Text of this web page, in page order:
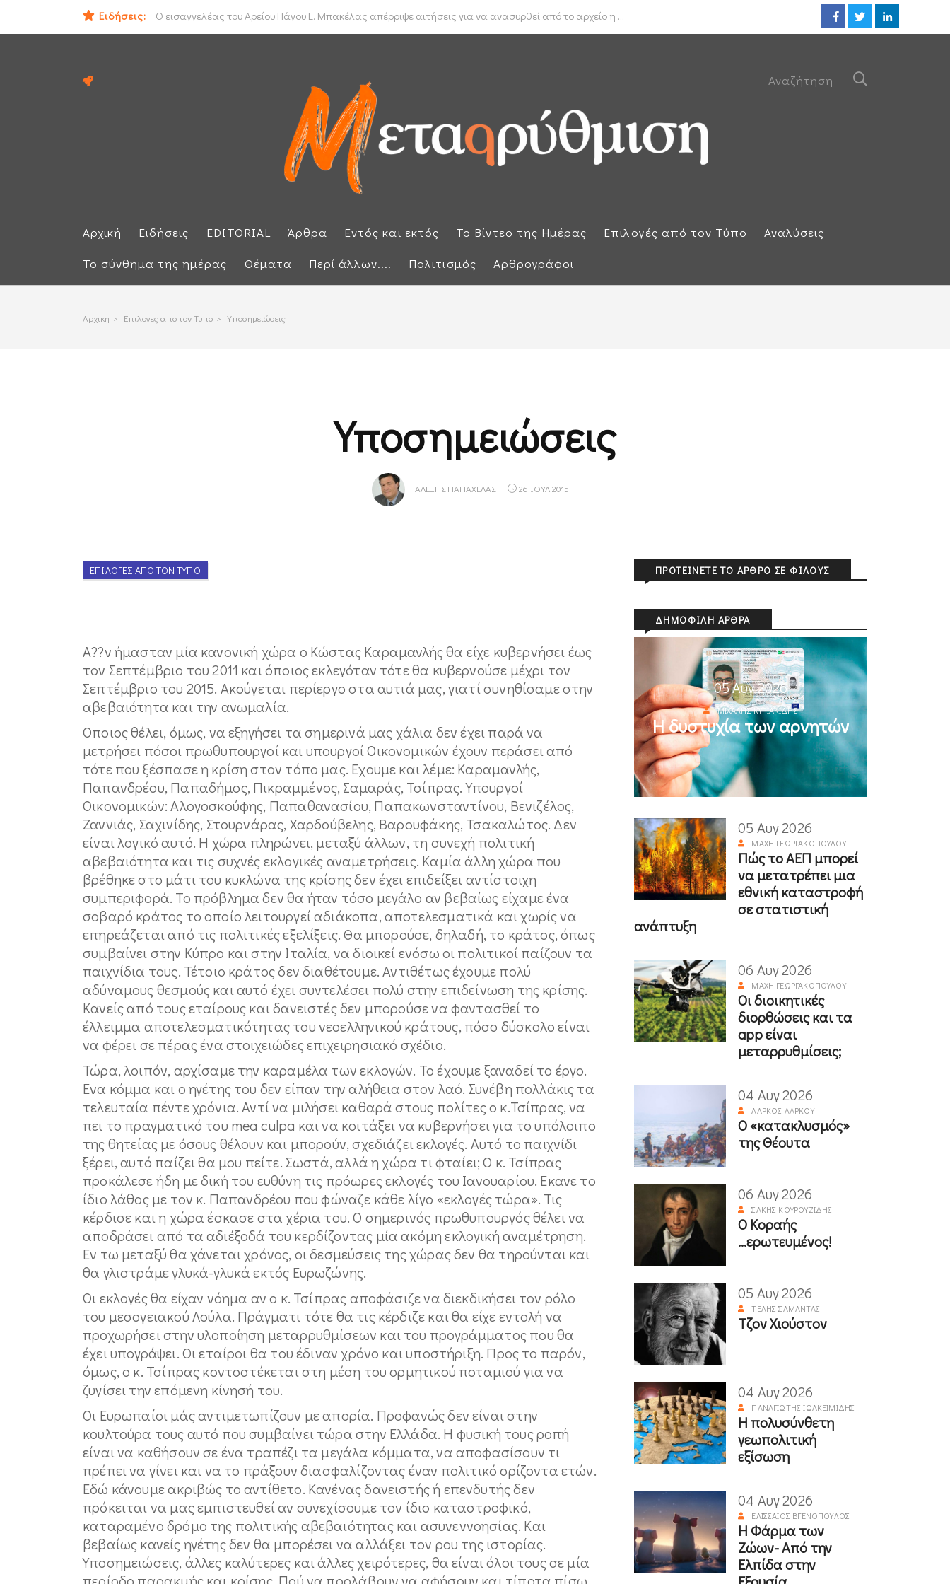
Ειδήσεις:
Ο εισαγγελέας του Αρείου Πάγου Ε. Μπακέλας απέρριψε αιτήσεις για να ανασυρθεί από το αρχείο η ...
ΟΟΣΑ: Στην τελευταία θέση η Ελλάδα για το πραγματικό διαθέσιμο εισόδημα των νοικοκυριών Προθεσμία για να
Αρχική Ειδήσεις EDITORIAL Άρθρα Εντός και εκτός Το Βίντεο της Ημέρας Επιλογές από τον Τύπο
Αναλύσεις
Το σύνθημα της ημέρας
Θέματα Περί άλλων.... Πολιτισμός Αρθρογράφοι
Αρχικη > Επιλογες απο τον Τυπο > Υποσημειώσεις
Υποσημειώσεις
ΑΛΈΞΗΣ ΠΑΠΑΧΕΛΆΣ 26 ΙΟΥΛ 2015
ΕΠΙΛΟΓΈΣ ΑΠΌ ΤΟΝ ΤΎΠΟ
Α??ν ήμασταν μία κανονική χώρα ο Κώστας Καραμανλής θα είχε κυβερνήσει έως
τον Σεπτέμβριο του 2011 και όποιος εκλεγόταν τότε θα κυβερνούσε μέχρι τον
Σεπτέμβριο του 2015. Ακούγεται περίεργο στα αυτιά μας, γιατί συνηθίσαμε στην
αβεβαιότητα και την ανωμαλία.
Οποιος θέλει, όμως, να εξηγήσει τα σημερινά μας χάλια δεν έχει παρά να
μετρήσει πόσοι πρωθυπουργοί και υπουργοί Οικονομικών έχουν περάσει από
τότε που ξέσπασε η κρίση στον τόπο μας. Εχουμε και λέμε: Καραμανλής,
Παπανδρέου, Παπαδήμος, Πικραμμένος, Σαμαράς, Τσίπρας. Υπουργοί
Οικονομικών: Αλογοσκούφης, Παπαθανασίου, Παπακωνσταντίνου, Βενιζέλος,
Ζαννιάς, Σαχινίδης, Στουρνάρας, Χαρδούβελης, Βαρουφάκης, Τσακαλώτος. Δεν
είναι λογικό αυτό. Η χώρα πληρώνει, μεταξύ άλλων, τη συνεχή πολιτική
αβεβαιότητα και τις συχνές εκλογικές αναμετρήσεις. Καμία άλλη χώρα που
βρέθηκε στο μάτι του κυκλώνα της κρίσης δεν έχει επιδείξει αντίστοιχη
συμπεριφορά. Το πρόβλημα δεν θα ήταν τόσο μεγάλο αν βεβαίως είχαμε ένα
σοβαρό κράτος το οποίο λειτουργεί αδιάκοπα, αποτελεσματικά και χωρίς να
επηρεάζεται από τις πολιτικές εξελίξεις. Θα μπορούσε, δηλαδή, το κράτος, όπως
συμβαίνει στην Κύπρο και στην Ιταλία, να διοικεί ενόσω οι πολιτικοί παίζουν τα
παιχνίδια τους. Τέτοιο κράτος δεν διαθέτουμε. Αντιθέτως έχουμε πολύ
αδύναμους θεσμούς και αυτό έχει συντελέσει πολύ στην επιδείνωση της κρίσης.
Κανείς από τους εταίρους και δανειστές δεν μπορούσε να φαντασθεί το
έλλειμμα αποτελεσματικότητας του νεοελληνικού κράτους, πόσο δύσκολο είναι
να φέρει σε πέρας ένα στοιχειώδες επιχειρησιακό σχέδιο.
Τώρα, λοιπόν, αρχίσαμε την καραμέλα των εκλογών. Το έχουμε ξαναδεί το έργο.
Ενα κόμμα και ο ηγέτης του δεν είπαν την αλήθεια στον λαό. Συνέβη πολλάκις τα
τελευταία πέντε χρόνια. Αντί να μιλήσει καθαρά στους πολίτες ο κ.Τσίπρας, να
πει το πραγματικό του mea culpa και να κοιτάξει να κυβερνήσει για το υπόλοιπο
της θητείας με όσους θέλουν και μπορούν, σχεδιάζει εκλογές. Αυτό το παιχνίδι
ξέρει, αυτό παίζει θα μου πείτε. Σωστά, αλλά η χώρα τι φταίει; Ο κ. Τσίπρας
προκάλεσε ήδη με δική του ευθύνη τις πρόωρες εκλογές του Ιανουαρίου. Εκανε το
ίδιο λάθος με τον κ. Παπανδρέου που φώναζε κάθε λίγο «εκλογές τώρα». Τις
κέρδισε και η χώρα έσκασε στα χέρια του. Ο σημερινός πρωθυπουργός θέλει να
αποδράσει από τα αδιέξοδά του κερδίζοντας μία ακόμη εκλογική αναμέτρηση.
Εν τω μεταξύ θα χάνεται χρόνος, οι δεσμεύσεις της χώρας δεν θα τηρούνται και
θα γλιστράμε γλυκά-γλυκά εκτός Ευρωζώνης.
Οι εκλογές θα είχαν νόημα αν ο κ. Τσίπρας αποφάσιζε να διεκδικήσει τον ρόλο
του μεσογειακού Λούλα. Πράγματι τότε θα τις κέρδιζε και θα είχε εντολή να
προχωρήσει στην υλοποίηση μεταρρυθμίσεων και του προγράμματος που θα
έχει υπογράψει. Οι εταίροι θα του έδιναν χρόνο και υποστήριξη. Προς το παρόν,
όμως, ο κ. Τσίπρας κοντοστέκεται στη μέση του ορμητικού ποταμιού για να
ζυγίσει την επόμενη κίνησή του.
Οι Ευρωπαίοι μάς αντιμετωπίζουν με απορία. Προφανώς δεν είναι στην
κουλτούρα τους αυτό που συμβαίνει τώρα στην Ελλάδα. Η φυσική τους ροπή
είναι να καθήσουν σε ένα τραπέζι τα μεγάλα κόμματα, να αποφασίσουν τι
πρέπει να γίνει και να το πράξουν διασφαλίζοντας έναν πολιτικό ορίζοντα ετών.
Εδώ κάνουμε ακριβώς το αντίθετο. Κανένας δανειστής ή επενδυτής δεν
πρόκειται να μας εμπιστευθεί αν συνεχίσουμε τον ίδιο καταστροφικό,
καταραμένο δρόμο της πολιτικής αβεβαιότητας και ασυνεννοησίας. Και
βεβαίως κανείς ηγέτης δεν θα μπορέσει να αλλάξει τον ρου της ιστορίας.
Υποσημειώσεις, άλλες καλύτερες και άλλες χειρότερες, θα είναι όλοι τους σε μία
περίοδο παρακμής και κρίσης. Πού να προλάβουν να αφήσουν και τίποτα πίσω
ΠΡΟΤΕΊΝΕΤΕ ΤΟ ΆΡΘΡΟ ΣΕ ΦΊΛΟΥΣ
ΔΗΜΟΦΙΛΉ ΆΡΘΡΑ
05 Αυγ 2026
ΜΙΧΆΛΗΣ ΚΥΡΙΑΚΊΔΗΣ
Η δυστυχία των αρνητών
05 Αυγ 2026
ΜΆΧΗ ΓΕΩΡΓΑΚΟΠΟΎΛΟΥ
Πώς το ΑΕΠ μπορεί
να μετατρέπει μια
εθνική καταστροφή
σε στατιστική
ανάπτυξη
06 Αυγ 2026
ΜΆΧΗ ΓΕΩΡΓΑΚΟΠΟΎΛΟΥ
Οι διοικητικές
διορθώσεις και τα
app είναι
μεταρρυθμίσεις;
04 Αυγ 2026
ΛΆΡΚΟΣ ΛΆΡΚΟΥ
Ο «κατακλυσμός»
της Θέουτα
06 Αυγ 2026
ΣΆΚΗΣ ΚΟΥΡΟΥΖΊΔΗΣ
Ο Κοραής
...ερωτευμένος!
05 Αυγ 2026
ΤΈΛΗΣ ΣΑΜΑΝΤΆΣ
Τζον Χιούστον
04 Αυγ 2026
ΠΑΝΑΓΙΏΤΗΣ ΙΩΑΚΕΙΜΊΔΗΣ
Η πολυσύνθετη
γεωπολιτική
εξίσωση
04 Αυγ 2026
ΕΛΙΣΣΑΊΟΣ ΒΓΕΝΌΠΟΥΛΟΣ
Η Φάρμα των
Ζώων- Από την
Ελπίδα στην